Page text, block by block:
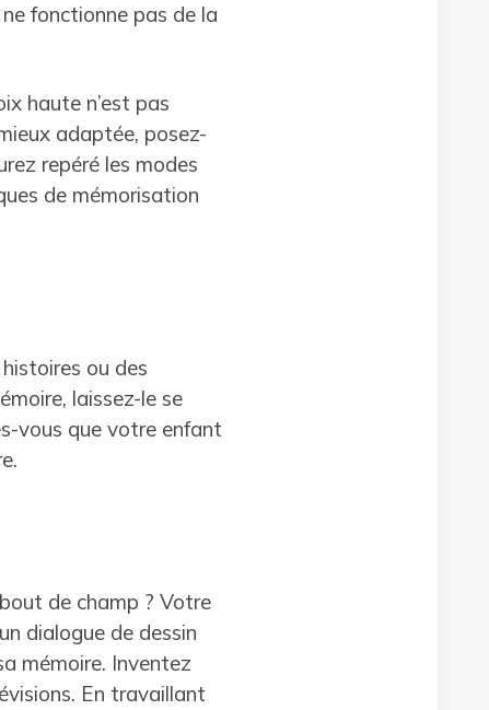
fonctionne pas de la
haute n’est pas
adaptée, posez-
repéré les modes
de mémorisation
ou des
laissez-le se
vous que votre enfant
de champ ? Votre
dialogue de dessin
mémoire. Inventez
En travaillant